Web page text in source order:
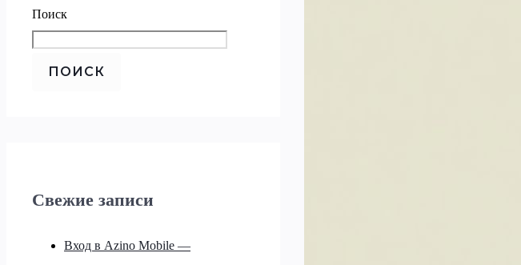
Поиск
ПОИСК
Свежие записи
Вход в Azino Mobile —